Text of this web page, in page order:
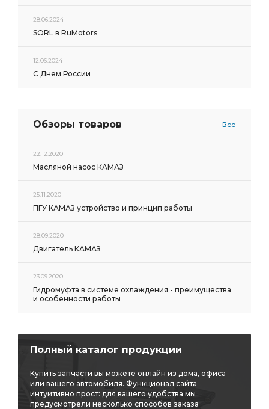
28.06.2024
SORL в RuMotors
12.06.2024
С Днем России
Обзоры товаров Все
22.12.2020
Масляной насос КАМАЗ
25.11.2020
ПГУ КАМАЗ устройство и принцип работы
28.09.2020
Двигатель КАМАЗ
23.09.2020
Гидромуфта в системе охлаждения - преимущества
и особенности работы
Полный каталог продукции
Купить запчасти вы можете онлайн из дома, офиса
или вашего автомобиля. Функционал сайта
интуитивно прост: для вашего удобства мы
предусмотрели несколько способов заказа